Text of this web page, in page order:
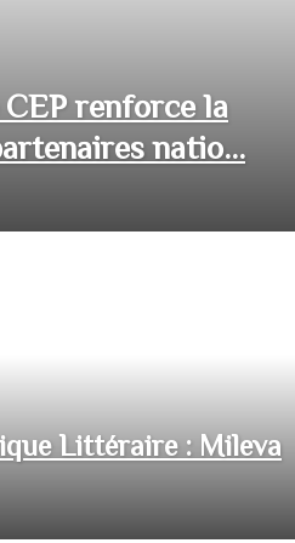
renforce la
natio...
Littéraire : Mileva